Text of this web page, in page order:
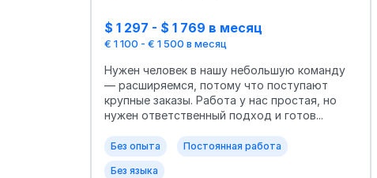
$ 1 297 - $ 1 769 в месяц
€ 1 100 - € 1 500 в месяц
Нужен человек в нашу небольшую команду
— расширяемся, потому что поступают
крупные заказы. Работа у нас простая, но
нужен ответственный подход и готов...
Без опыта Постоянная работа
Без языка